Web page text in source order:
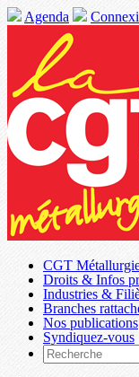
Agenda
CGT
Droits & Infos
Industries &
Branches
Nos publications
Syndiquez-vous